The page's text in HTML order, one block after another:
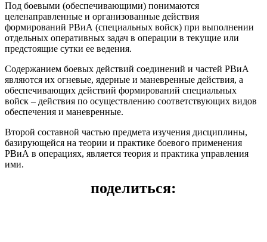
Под боевыми (обеспечивающими) понимаются
целенаправленные и организованные действия
формирований РВиА (специальных войск) при выполнении
отдельных оперативных задач в операции в текущие или
предстоящие сутки ее ведения.
Содержанием боевых действий соединений и частей РВиА
являются их огневые, ядерные и маневренные действия, а
обеспечивающих действий формирований специальных
войск – действия по осуществлению соответствующих видов
обеспечения и маневренные.
Второй составной частью предмета изучения дисциплины,
базирующейся на теории и практике боевого применения
РВиА в операциях, является теория и практика управления
ими.
поделиться: